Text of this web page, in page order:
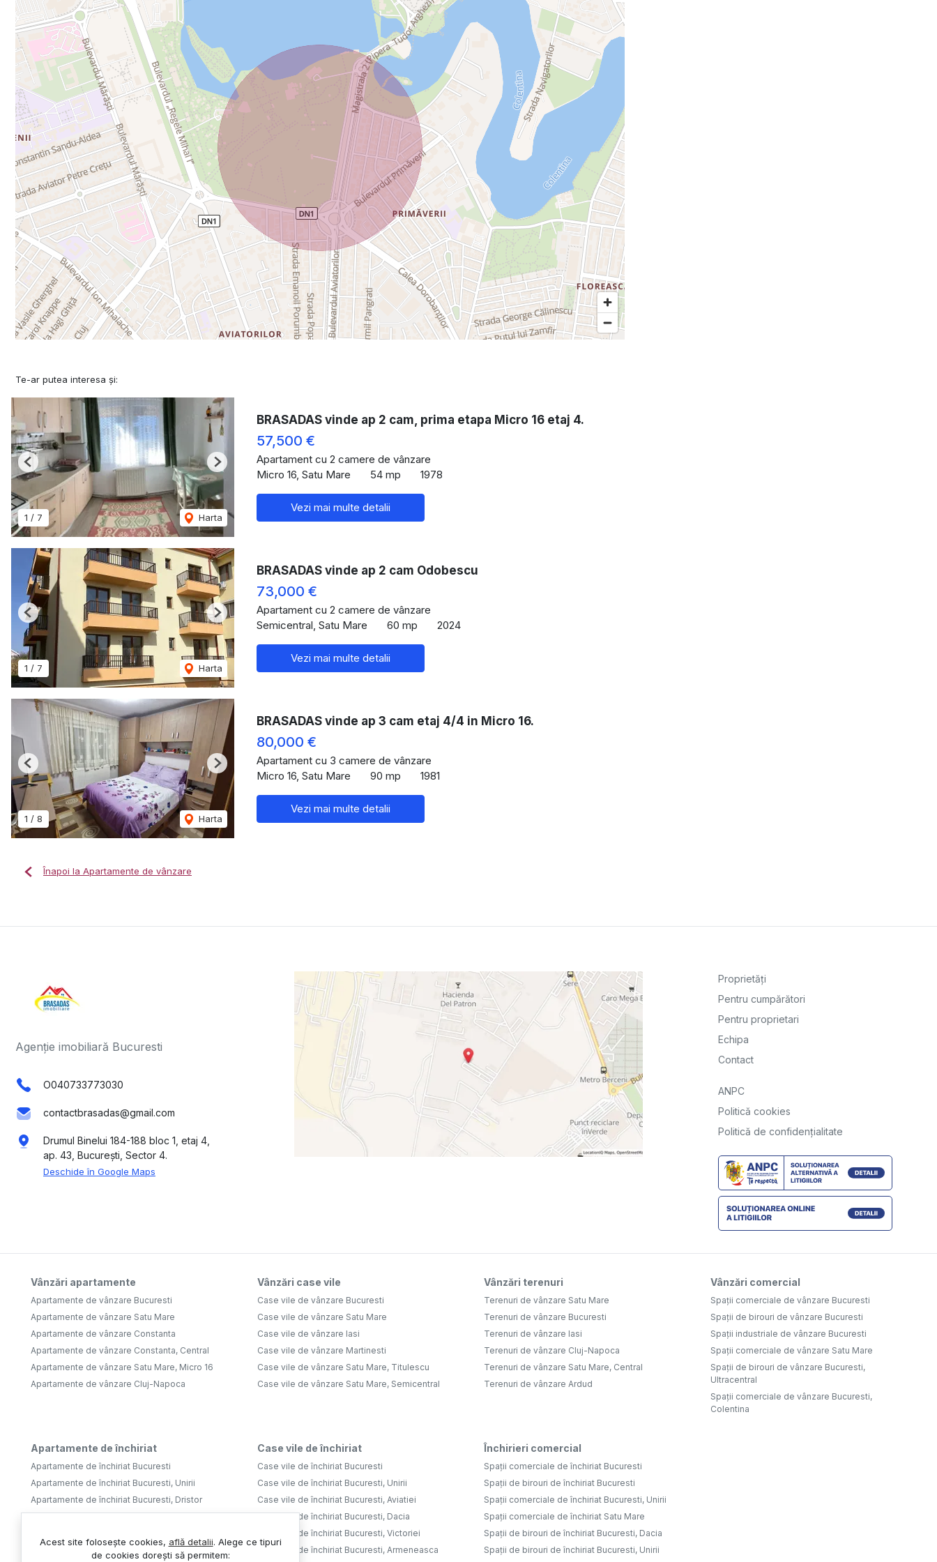
Te-ar putea interesa și:
1 / 7 Harta
Previous Next
BRASADAS vinde ap 2 cam, prima etapa Micro 16 etaj 4.
57,500 €
Apartament cu 2 camere de vânzare
Micro 16, Satu Mare
54 mp 1978
Vezi mai multe detalii
1 / 7 Harta
Previous Next
BRASADAS vinde ap 2 cam Odobescu
73,000 €
Apartament cu 2 camere de vânzare
Semicentral, Satu Mare
60 mp 2024
Vezi mai multe detalii
1 / 8 Harta
Previous Next
BRASADAS vinde ap 3 cam etaj 4/4 in Micro 16.
80,000 €
Apartament cu 3 camere de vânzare
Micro 16, Satu Mare
90 mp 1981
Vezi mai multe detalii
Înapoi la Apartamente de vânzare
Agenție imobiliară Bucuresti
O040733773030
contactbrasadas@gmail.com
Drumul Binelui 184-188 bloc 1, etaj 4,
ap. 43, București, Sector 4.
Deschide în Google Maps
Proprietăți
Pentru cumpărători
Pentru proprietari
Echipa
Contact
ANPC
Politică cookies
Politică de confidențialitate
Vânzări apartamente
Apartamente de vânzare Bucuresti
Apartamente de vânzare Satu Mare
Apartamente de vânzare Constanta
Apartamente de vânzare Constanta, Central
Apartamente de vânzare Satu Mare, Micro 16
Apartamente de vânzare Cluj-Napoca
Vânzări case vile
Case vile de vânzare Bucuresti
Case vile de vânzare Satu Mare
Case vile de vânzare Iasi
Case vile de vânzare Martinesti
Case vile de vânzare Satu Mare, Titulescu
Case vile de vânzare Satu Mare, Semicentral
Vânzări terenuri
Terenuri de vânzare Satu Mare
Terenuri de vânzare Bucuresti
Terenuri de vânzare Iasi
Terenuri de vânzare Cluj-Napoca
Terenuri de vânzare Satu Mare, Central
Terenuri de vânzare Ardud
Vânzări comercial
Spații comerciale de vânzare Bucuresti
Spații de birouri de vânzare Bucuresti
Spații industriale de vânzare Bucuresti
Spații comerciale de vânzare Satu Mare
Spații de birouri de vânzare Bucuresti,
Ultracentral
Spații comerciale de vânzare Bucuresti,
Colentina
Apartamente de închiriat
Apartamente de închiriat Bucuresti
Apartamente de închiriat Bucuresti, Unirii
Apartamente de închiriat Bucuresti, Dristor
Apartamente de închiriat Bucuresti, Tineretului
Apartamente de închiriat Bucuresti, Lujerului
Case vile de închiriat
Case vile de închiriat Bucuresti
Case vile de închiriat Bucuresti, Unirii
Case vile de închiriat Bucuresti, Aviatiei
Case vile de închiriat Bucuresti, Dacia
Case vile de închiriat Bucuresti, Victoriei
Case vile de închiriat Bucuresti, Armeneasca
Închirieri comercial
Spații comerciale de închiriat Bucuresti
Spații de birouri de închiriat Bucuresti
Spații comerciale de închiriat Bucuresti, Unirii
Spații comerciale de închiriat Satu Mare
Spații de birouri de închiriat Bucuresti, Dacia
Spații de birouri de închiriat Bucuresti, Unirii
Acest site folosește cookies, află detalii. Alege ce tipuri
de cookies dorești să permitem: